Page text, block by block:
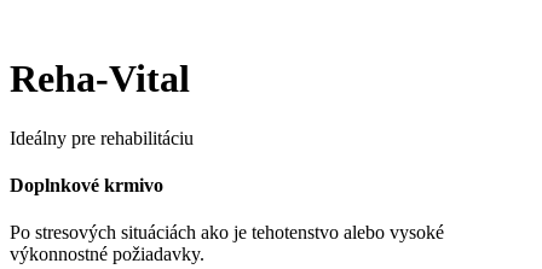
Reha-Vital
Ideálny pre rehabilitáciu
Doplnkové krmivo
Po stresových situáciách ako je tehotenstvo alebo vysoké
výkonnostné požiadavky.